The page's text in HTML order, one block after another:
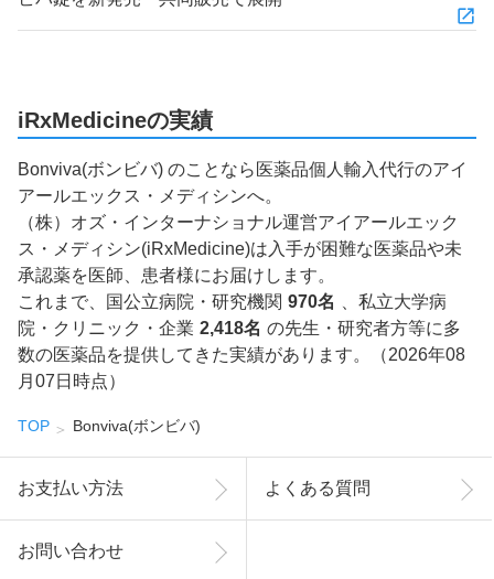
iRxMedicineの実績
Bonviva(ボンビバ) のことなら医薬品個人輸入代行のアイ
アールエックス・メディシンへ。
（株）オズ・インターナショナル運営アイアールエック
ス・メディシン(iRxMedicine)は入手が困難な医薬品や未
承認薬を医師、患者様にお届けします。
これまで、国公立病院・研究機関 970名
、私立大学病
院・クリニック・企業 2,418名 の先生・研究者方等に多
数の医薬品を提供してきた実績があります。（2026年08
月07日時点）
TOP Bonviva(ボンビバ)
お支払い方法 よくある質問
お問い合わせ